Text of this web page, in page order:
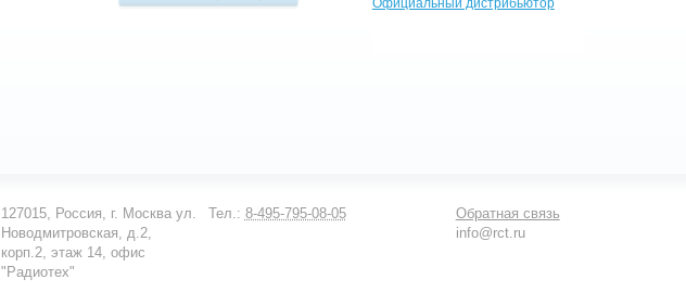
Официальный дистрибьютор
Обратная связь
info@rct.ru
Тел.: 8-495-795-08-05
127015, Россия, г. Москва ул.
Новодмитровская, д.2,
корп.2, этаж 14, офис
"Радиотех"